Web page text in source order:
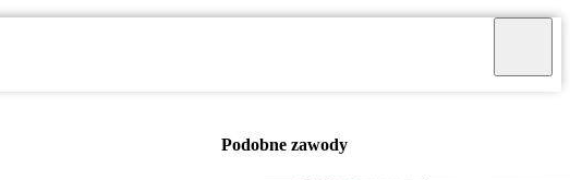
Podobne zawody